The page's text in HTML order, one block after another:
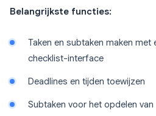
Belangrijkste functies:
Taken en subtaken maken met
checklist-interface
Deadlines en tijden toewijzen
Subtaken voor het opdelen